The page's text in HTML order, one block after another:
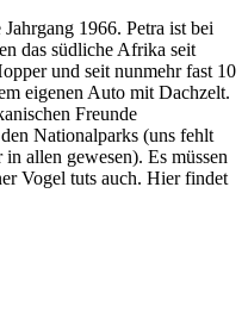
1966. Petra ist bei
das südliche Afrika seit
und seit nunmehr fast 10
eigenen Auto mit Dachzelt.
Freunde
Nationalparks (uns fehlt
allen gewesen). Es müssen
Vogel tuts auch. Hier findet